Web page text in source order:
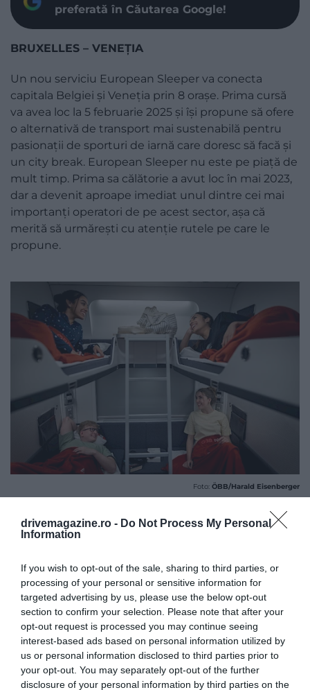
drivemagazine.ro - Do Not Process My Personal
Information
If you wish to opt-out of the sale, sharing to third parties, or
processing of your personal or sensitive information for
targeted advertising by us, please use the below opt-out
section to confirm your selection. Please note that after your
opt-out request is processed you may continue seeing
interest-based ads based on personal information utilized by
us or personal information disclosed to third parties prior to
your opt-out. You may separately opt-out of the further
disclosure of your personal information by third parties on the
preferată în Căutarea Google!
BRUXELLES – VENEȚIA
Un nou serviciu European Sleeper va conecta
capitala Belgiei și Veneția prin 8 orașe. Prima cursă
va avea loc la 5 februarie 2025 și își propune să ofere
o alternativă de transport mai sustenabilă pentru
pasionații de sporturi de iarnă care doresc să facă și
un city break. European Sleeper nu este pe piață de
mult timp. Prima sa călătorie a avut loc în mai 2023,
dar a devenit aproape imediat unul dintre cei mai
importanți operatori de pe acest sector, așa că
merită să urmărești cu atenție rutele pe care le
propune.
Foto: ÖBB/Harald Eisenberger
o serie de rute interesante, iar din septembrie 2024
au apărut servicii noi care leagă Germania și Austria
de Italia, oferind călătorii confortabile între Salzburg
și Florența, Viena și Roma, Bologna și München.